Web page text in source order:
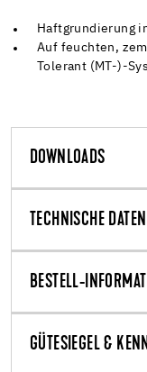
Haftgrundierung
Auf feuchten,
Tolerant (MT-)-
DOWNLOADS
TECHNISCHE DATEN
BESTELL-
GÜTESIEGEL &